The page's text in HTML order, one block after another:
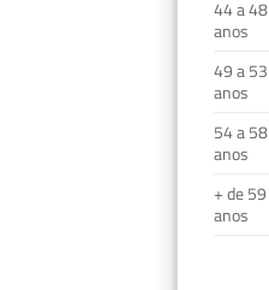
44 a 48
anos
49 a 53
anos
54 a 58
anos
+ de 59
anos